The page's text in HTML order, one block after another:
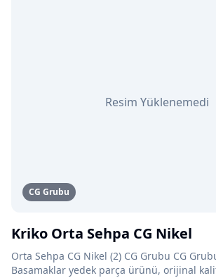
CG Grubu
Resim Yüklenemedi
Kriko Orta Sehpa CG Nikel
Orta Sehpa CG Nikel (2) CG Grubu CG
Basamaklar yedek parça ürünü, orijinal